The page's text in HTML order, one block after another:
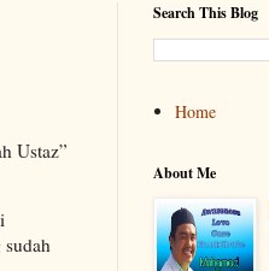
Ustaz”
Search This Blog
Home
About Me